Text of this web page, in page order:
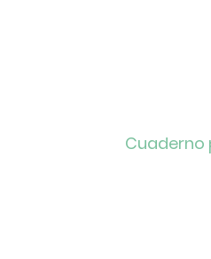
Cuaderno